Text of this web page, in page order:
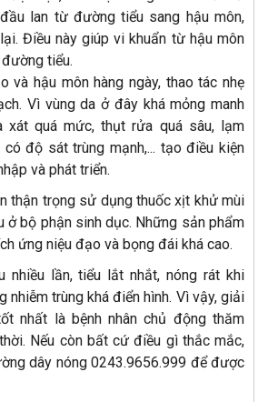
lan từ đường tiểu sang hậu môn,
Điều này giúp vi khuẩn từ hậu môn
tiểu.
và hậu môn hàng ngày, thao tác nhẹ
Vì vùng da ở đây khá mỏng manh
xát quá mức, thụt rửa quá sâu, lạm
độ sát trùng mạnh,... tạo điều kiện
và phát triển.
thận trọng sử dụng thuốc xịt khử mùi
ở bộ phận sinh dục. Những sản phẩm
ứng niệu đạo và bọng đái khá cao.
nhiều lần, tiểu lắt nhắt, nóng rát khi
nhiễm trùng khá điển hình. Vì vậy, giải
nhất là bệnh nhân chủ động thăm
Nếu còn bất cứ điều gì thắc mắc,
dây nóng 0243.9656.999 để được